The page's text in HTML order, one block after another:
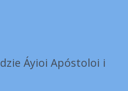
Áyioi Apóstoloi i